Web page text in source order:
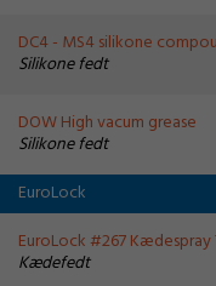
DC4 - MS4 silikone
Silikone fedt
DOW High vacum grease
Silikone fedt
EuroLock
EuroLock #267 Kædespray
Kædefedt